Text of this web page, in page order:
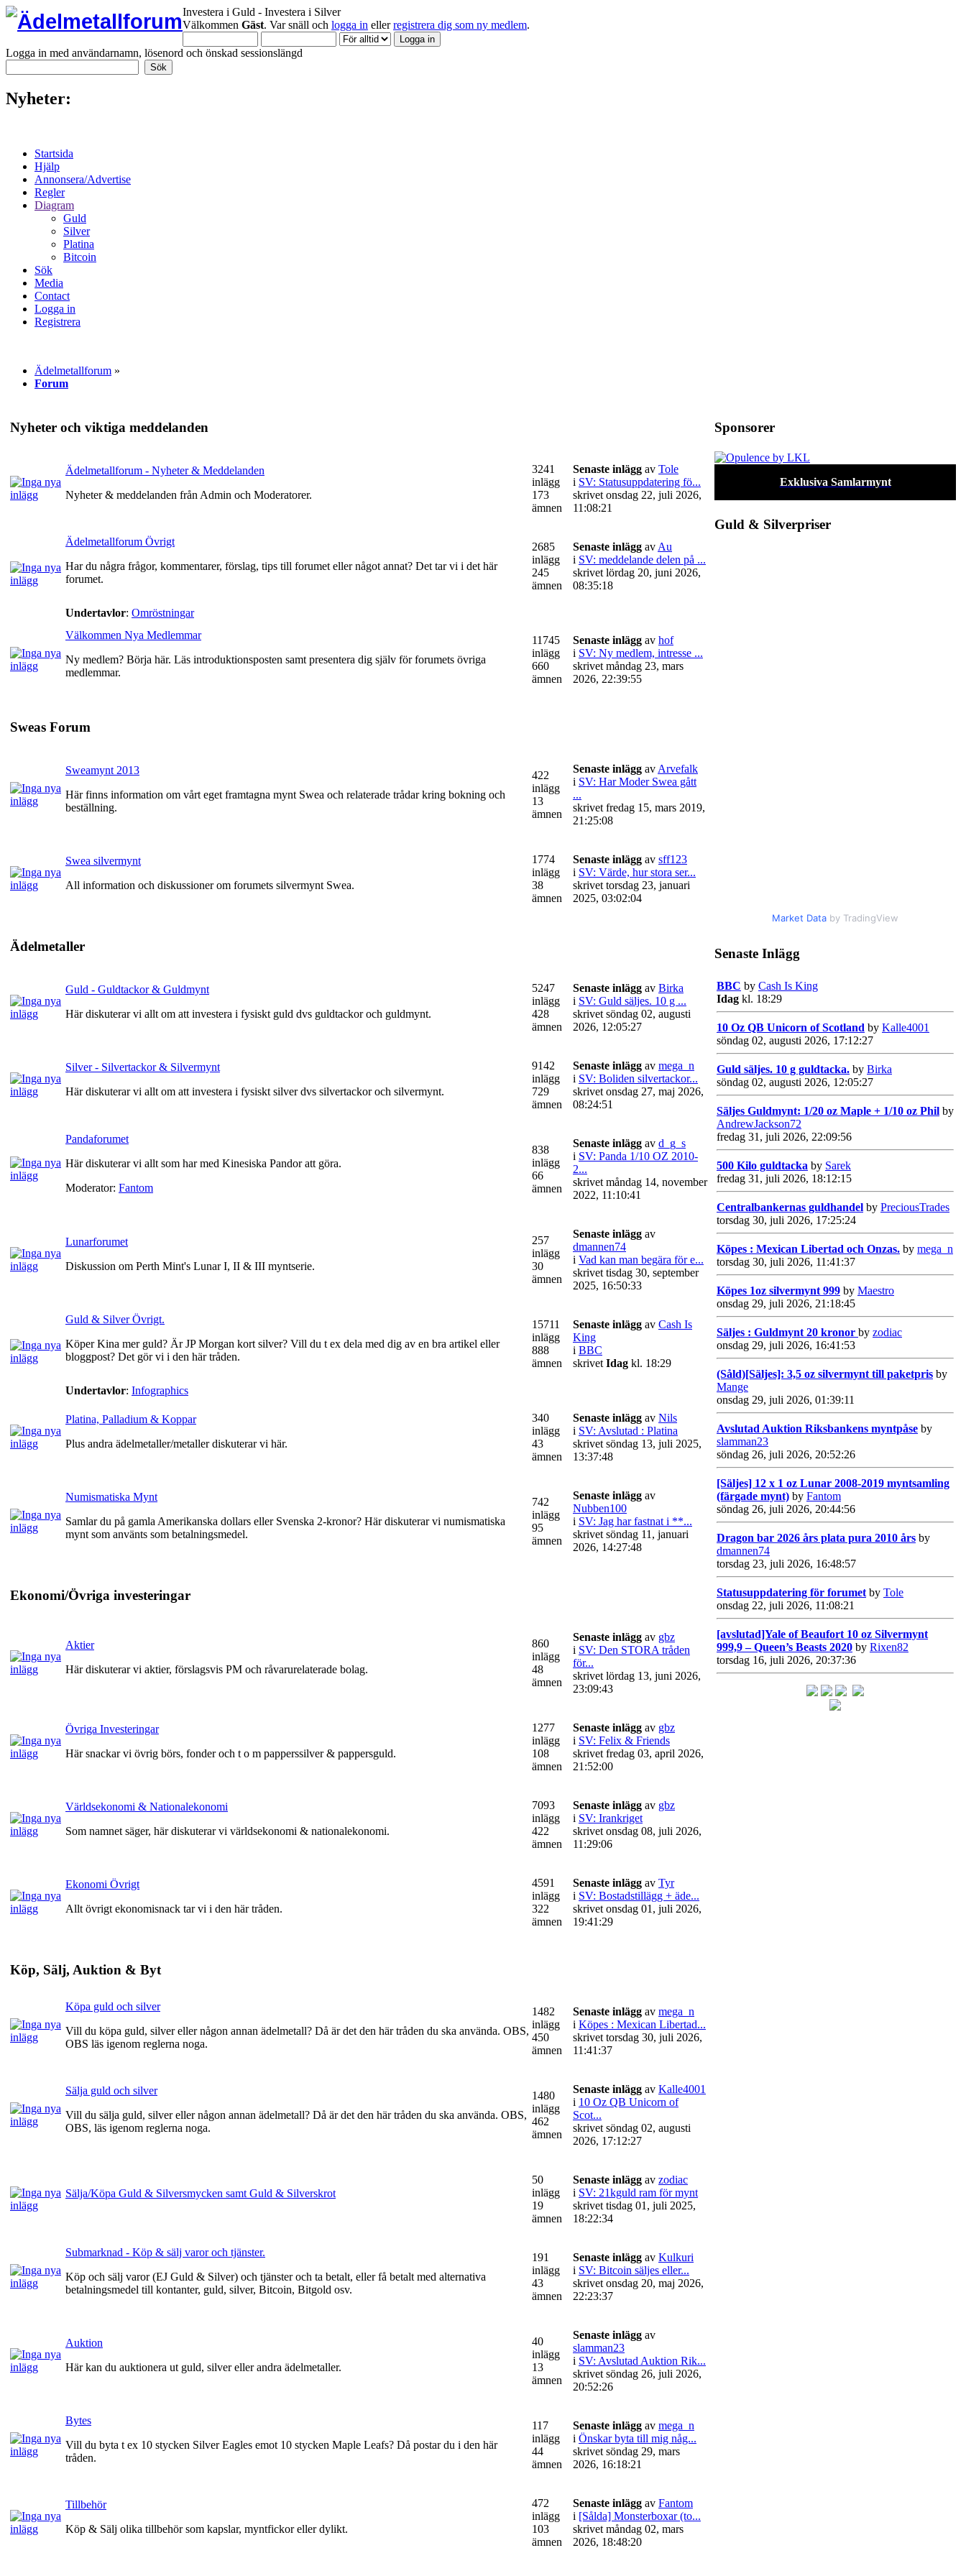
Investera i Guld - Investera i Silver
Välkommen Gäst. Var snäll och logga in ellerregistrera dig som ny medlem.
Logga in med användarnamn, lösenord och önskad sessionslängd
Nyheter:
Startsida
Hjälp
Annonsera/Advertise
Regler
Diagram
Guld
Silver
Platina
Bitcoin
Sök
Media
Contact
Logga in
Registrera
Ädelmetallforum »
Forum
Nyheter och viktiga meddelanden
Ädelmetallforum - Nyheter & Meddelanden
Nyheter & meddelanden från Admin och Moderatorer.
3241
inlägg
173
ämnen
Senaste inlägg av Tole
i SV: Statusuppdatering fö...
skrivet onsdag 22, juli 2026,
11:08:21
Ädelmetallforum Övrigt
Har du några frågor, kommentarer, förslag, tips till forumet eller något annat? Det tar vi i det här
forumet.
2685
inlägg
245
ämnen
Senaste inlägg av Au
i SV: meddelande delen på ...
skrivet lördag 20, juni 2026,
08:35:18
Undertavlor: Omröstningar
Välkommen Nya Medlemmar
Ny medlem? Börja här. Läs introduktionsposten samt presentera dig själv för forumets övriga
medlemmar.
11745
inlägg
660
ämnen
Senaste inlägg av hof
i SV: Ny medlem, intresse ...
skrivet måndag 23, mars
2026, 22:39:55
Sweas Forum
Sweamynt 2013
Här finns information om vårt eget framtagna mynt Swea och relaterade trådar kring bokning och
beställning.
422
inlägg
13
ämnen
Senaste inlägg av Arvefalk
i SV: Har Moder Swea gått
...
skrivet fredag 15, mars 2019,
21:25:08
Swea silvermynt
All information och diskussioner om forumets silvermynt Swea.
1774
inlägg
38
ämnen
Senaste inlägg av sff123
i SV: Värde, hur stora ser...
skrivet torsdag 23, januari
2025, 03:02:04
Ädelmetaller
Guld - Guldtackor & Guldmynt
Här diskuterar vi allt om att investera i fysiskt guld dvs guldtackor och guldmynt.
5247
inlägg
428
ämnen
Senaste inlägg av Birka
i SV: Guld säljes. 10 g ...
skrivet söndag 02, augusti
2026, 12:05:27
Silver - Silvertackor & Silvermynt
Här diskuterar vi allt om att investera i fysiskt silver dvs silvertackor och silvermynt.
9142
inlägg
729
ämnen
Senaste inlägg av mega_n
i SV: Boliden silvertackor...
skrivet onsdag 27, maj 2026,
08:24:51
Pandaforumet
Här diskuterar vi allt som har med Kinesiska Pandor att göra.
Moderator: Fantom
838
inlägg
66
ämnen
Senaste inlägg av d_g_s
i SV: Panda 1/10 OZ 2010-
2...
skrivet måndag 14, november
2022, 11:10:41
Lunarforumet
Diskussion om Perth Mint's Lunar I, II & III myntserie.
257
inlägg
30
ämnen
Senaste inlägg av
dmannen74
i Vad kan man begära för e...
skrivet tisdag 30, september
2025, 16:50:33
Guld & Silver Övrigt.
Köper Kina mer guld? Är JP Morgan kort silver? Vill du t ex dela med dig av en bra artikel eller
bloggpost? Det gör vi i den här tråden.
15711
inlägg
888
ämnen
Senaste inlägg av Cash Is
King
i BBC
skrivet Idag kl. 18:29
Undertavlor: Infographics
Platina, Palladium & Koppar
Plus andra ädelmetaller/metaller diskuterar vi här.
340
inlägg
43
ämnen
Senaste inlägg av Nils
i SV: Avslutad : Platina
skrivet söndag 13, juli 2025,
13:37:48
Numismatiska Mynt
Samlar du på gamla Amerikanska dollars eller Svenska 2-kronor? Här diskuterar vi numismatiska
mynt som använts som betalningsmedel.
742
inlägg
95
ämnen
Senaste inlägg av
Nubben100
i SV: Jag har fastnat i **...
skrivet söndag 11, januari
2026, 14:27:48
Ekonomi/Övriga investeringar
Aktier
Här diskuterar vi aktier, förslagsvis PM och råvarurelaterade bolag.
860
inlägg
48
ämnen
Senaste inlägg av gbz
i SV: Den STORA tråden
för...
skrivet lördag 13, juni 2026,
23:09:43
Övriga Investeringar
Här snackar vi övrig börs, fonder och t o m papperssilver & pappersguld.
1277
inlägg
108
ämnen
Senaste inlägg av gbz
i SV: Felix & Friends
skrivet fredag 03, april 2026,
21:52:00
Världsekonomi & Nationalekonomi
Som namnet säger, här diskuterar vi världsekonomi & nationalekonomi.
7093
inlägg
422
ämnen
Senaste inlägg av gbz
i SV: Irankriget
skrivet onsdag 08, juli 2026,
11:29:06
Ekonomi Övrigt
Allt övrigt ekonomisnack tar vi i den här tråden.
4591
inlägg
322
ämnen
Senaste inlägg av Tyr
i SV: Bostadstillägg + äde...
skrivet onsdag 01, juli 2026,
19:41:29
Köp, Sälj, Auktion & Byt
Köpa guld och silver
Vill du köpa guld, silver eller någon annan ädelmetall? Då är det den här tråden du ska använda. OBS,
OBS läs igenom reglerna noga.
1482
inlägg
450
ämnen
Senaste inlägg av mega_n
i Köpes : Mexican Libertad...
skrivet torsdag 30, juli 2026,
11:41:37
Sälja guld och silver
Vill du sälja guld, silver eller någon annan ädelmetall? Då är det den här tråden du ska använda. OBS,
OBS, läs igenom reglerna noga.
1480
inlägg
462
ämnen
Senaste inlägg av Kalle4001
i 10 Oz QB Unicorn of
Scot...
skrivet söndag 02, augusti
2026, 17:12:27
Sälja/Köpa Guld & Silversmycken samt Guld & Silverskrot
50
inlägg
19
ämnen
Senaste inlägg av zodiac
i SV: 21kguld ram för mynt
skrivet tisdag 01, juli 2025,
18:22:34
Submarknad - Köp & sälj varor och tjänster.
Köp och sälj varor (EJ Guld & Silver) och tjänster och ta betalt, eller få betalt med alternativa
betalningsmedel till kontanter, guld, silver, Bitcoin, Bitgold osv.
191
inlägg
43
ämnen
Senaste inlägg av Kulkuri
i SV: Bitcoin säljes eller...
skrivet onsdag 20, maj 2026,
22:23:37
Auktion
Här kan du auktionera ut guld, silver eller andra ädelmetaller.
40
inlägg
13
ämnen
Senaste inlägg av
slamman23
i SV: Avslutad Auktion Rik...
skrivet söndag 26, juli 2026,
20:52:26
Bytes
Vill du byta t ex 10 stycken Silver Eagles emot 10 stycken Maple Leafs? Då postar du i den här
tråden.
117
inlägg
44
ämnen
Senaste inlägg av mega_n
i Önskar byta till mig någ...
skrivet söndag 29, mars
2026, 16:18:21
Tillbehör
Köp & Sälj olika tillbehör som kapslar, myntfickor eller dylikt.
472
inlägg
103
ämnen
Senaste inlägg av Fantom
i [Sålda] Monsterboxar (to...
skrivet måndag 02, mars
2026, 18:48:20
Sponsorer
Exklusiva Samlarmynt
Guld & Silverpriser
Market Data by TradingView
Senaste Inlägg
BBC by Cash Is King
Idag kl. 18:29
10 Oz QB Unicorn of Scotland by Kalle4001
söndag 02, augusti 2026, 17:12:27
Guld säljes. 10 g guldtacka. by Birka
söndag 02, augusti 2026, 12:05:27
Säljes Guldmynt: 1/20 oz Maple + 1/10 oz Phil by
AndrewJackson72
fredag 31, juli 2026, 22:09:56
500 Kilo guldtacka by Sarek
fredag 31, juli 2026, 18:12:15
Centralbankernas guldhandel by PreciousTrades
torsdag 30, juli 2026, 17:25:24
Köpes : Mexican Libertad och Onzas. by mega_n
torsdag 30, juli 2026, 11:41:37
Köpes 1oz silvermynt 999 by Maestro
onsdag 29, juli 2026, 21:18:45
Säljes : Guldmynt 20 kronor by zodiac
onsdag 29, juli 2026, 16:41:53
(Såld)[Säljes]: 3,5 oz silvermynt till paketpris by
Mange
onsdag 29, juli 2026, 01:39:11
Avslutad Auktion Riksbankens myntpåse by
slamman23
söndag 26, juli 2026, 20:52:26
[Säljes] 12 x 1 oz Lunar 2008-2019 myntsamling
(färgade mynt) by Fantom
söndag 26, juli 2026, 20:44:56
Dragon bar 2026 års plata pura 2010 års by
dmannen74
torsdag 23, juli 2026, 16:48:57
Statusuppdatering för forumet by Tole
onsdag 22, juli 2026, 11:08:21
[avslutad]Yale of Beaufort 10 oz Silvermynt
999,9 – Queen’s Beasts 2020 by Rixen82
torsdag 16, juli 2026, 20:37:36